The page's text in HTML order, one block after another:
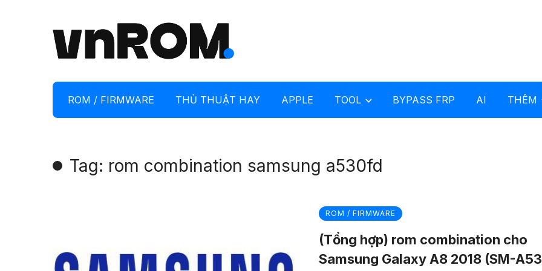
ROM / FIRMWARE THỦ THUẬT HAY APPLE TOOL BYPASS FRP AI THÊM
Tag: rom combination samsung a530fd
ROM / FIRMWARE
(Tổng hợp) rom combination cho
Samsung Galaxy A8 2018 (SM-